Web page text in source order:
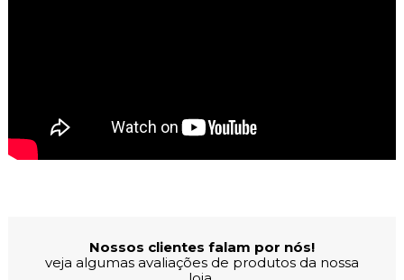
Nossos clientes falam por nós!
veja algumas avaliações de produtos da nossa